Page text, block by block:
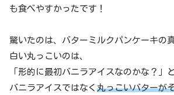
も食べやすかったです！
驚いたのは、バターミルクパンケーキの
白い丸っこいのは、
「形的に最初バニラアイスなのかな？」
バニラアイスではなく 丸っこいバターが